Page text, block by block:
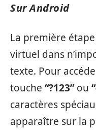
Sur Android
La première
virtuel dans
texte. Pour
touche “?123”ou
caractères
apparaître sur la